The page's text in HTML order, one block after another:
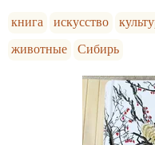
книга искусство
животные
Сибирь